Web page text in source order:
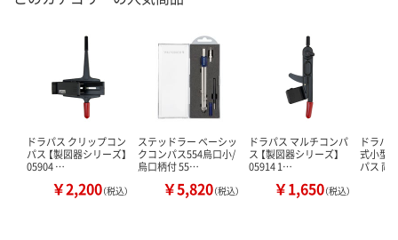
ドラパス クリップコン
パス 【製図器シリーズ】
05904 …
￥2,200（税込）
ステッドラー ベーシッ
クコンパス554烏口小/
烏口柄付 55…
￥5,820（税込）
ドラパス マルチコンパ
ス 【製図器シリーズ】
05914 1…
￥1,650（税込）
ドラパ
式小型
パス 両